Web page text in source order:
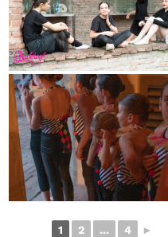
1 2 ... 4 ►